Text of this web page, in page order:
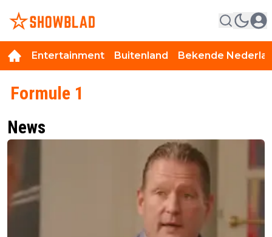
Entertainment Buitenland Bekende
Formule 1
News